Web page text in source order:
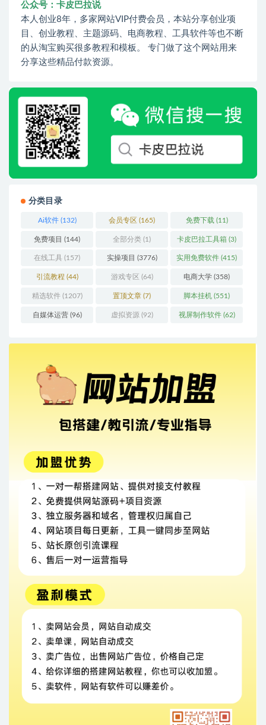
公众号：卡皮巴拉说
本人创业8年，多家网站VIP付费会员，本站分享创业项
目、创业教程、主题源码、电商教程、工具软件等也不断
的从淘宝购买很多教程和模板。 专门做了这个网站用来
分享这些精品付款资源。
分类目录
Ai软件(132) 会员专区 (165) 免费下载 (11)
免费项目 (144) 全部分类 (1) 卡皮巴拉工具箱 (3)
在线工具 (157) 实操项目 (3776) 实用免费软件 (415)
引流教程 (44) 游戏专区 (64) 电商大学 (358)
精选软件(1207) 置顶文章 (7) 脚本挂机 (551)
自媒体运营(96) 虚拟资源 (92) 视屏制作软件(62)